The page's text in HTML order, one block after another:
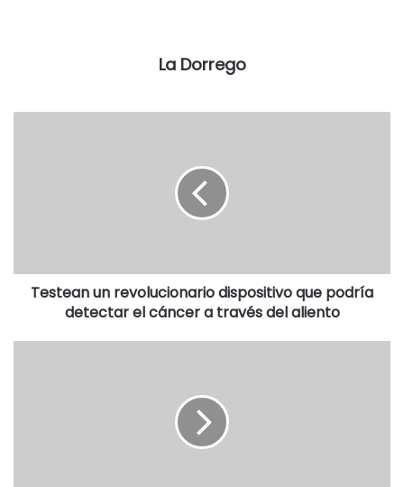
El Fondo Nacional de las Artes, dependiente del Ministerio
El Concejo destacó que el profesor y músico Rodrigo
Terrón nació en Coronel Dorrego el 12 de junio de 1983 y
Otros argumentos del reconocimiento por parte del
Concejo:
*La particular dinámica de su hogar lo convirtió en un
artista popular profundamente comprometido con las
La Dorrego
Testean un revolucionario dispositivo que podría
detectar el cáncer a través del aliento